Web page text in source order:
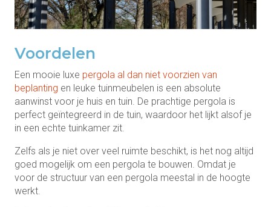
Voordelen
Een mooie luxe pergola al dan niet voorzien van
beplanting en leuke tuinmeubelen is een absolute
aanwinst voor je huis en tuin. De prachtige pergola is
perfect geïntegreerd in de tuin, waardoor het lijkt alsof je
in een echte tuinkamer zit.
Zelfs als je niet over veel ruimte beschikt, is het nog altijd
goed mogelijk om een ​​pergola te bouwen. Omdat je
voor de structuur van een pergola meestal in de hoogte
werkt.